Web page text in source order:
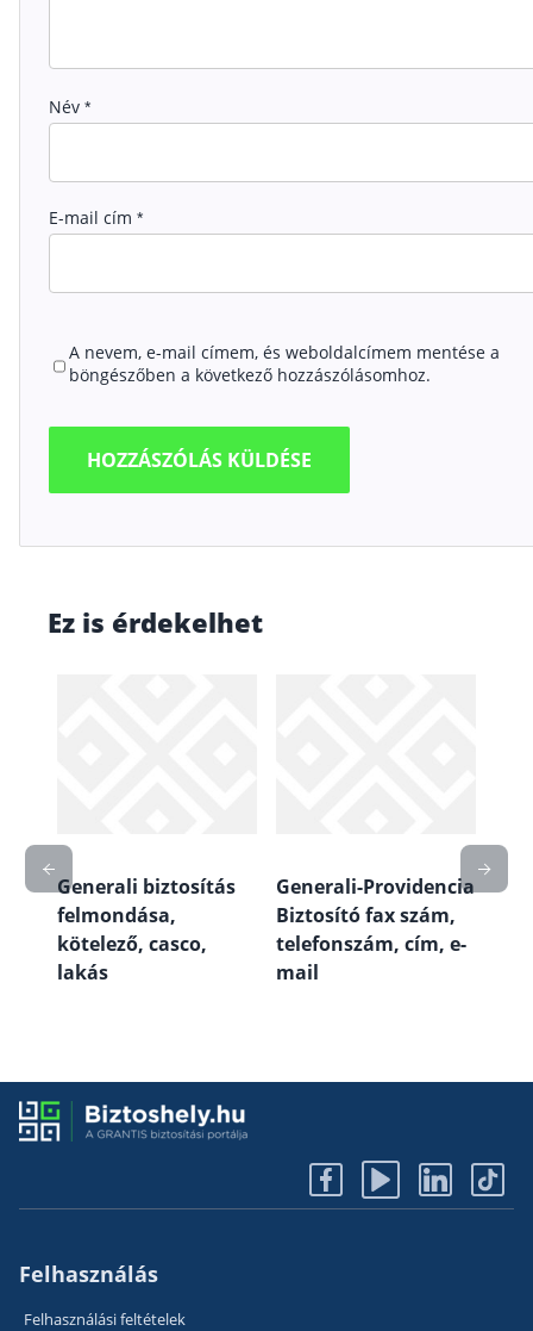
Név *
E-mail cím *
A nevem, e-mail címem, és weboldalcímem mentése a
böngészőben a következő hozzászólásomhoz.
Ez is érdekelhet
Generali biztosítás
felmondása,
kötelező, casco,
lakás
Generali-Providencia
Biztosító fax szám,
telefonszám, cím, e-
mail
Felhasználás
Felhasználási feltételek